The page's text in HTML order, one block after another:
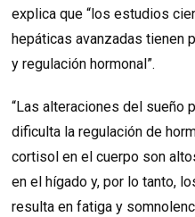
explica que “los estudios
hepáticas avanzadas tienen
y regulación hormonal”.
“Las alteraciones del sueño
dificulta la regulación de
cortisol en el cuerpo son
en el hígado y, por lo tanto,
resulta en fatiga y